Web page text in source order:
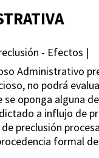
- Efectos |
Administrativo
no podrá
oponga alguna
a influjo de
preclusión
formal